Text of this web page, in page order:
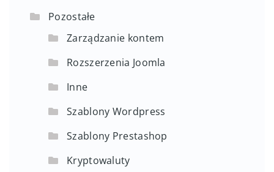
Pozostałe
Zarządzanie kontem
Rozszerzenia Joomla
Inne
Szablony Wordpress
Szablony Prestashop
Kryptowaluty